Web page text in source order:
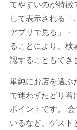
てやすいのが特徴
して表示される
アプリで見る」・
ることにより、検
認することもでき
単純にお店を選ぶ
で迷わずたどり着
ポイントです。
いるなど、ゲスト